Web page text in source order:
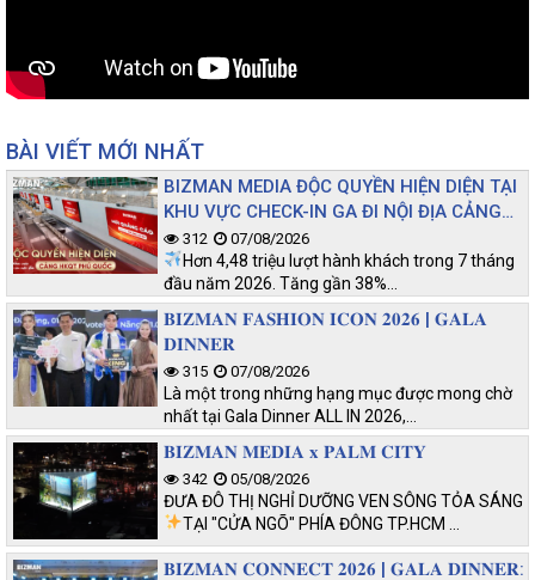
BÀI VIẾT MỚI NHẤT
BIZMAN MEDIA ĐỘC QUYỀN HIỆN DIỆN TẠI
KHU VỰC CHECK-IN GA ĐI NỘI ĐỊA CẢNG
HKQT PHÚ QUỐC
312 07/08/2026
Hơn 4,48 triệu lượt hành khách trong 7 tháng
đầu năm 2026. Tăng gần 38%…
𝐁𝐈𝐙𝐌𝐀𝐍 𝐅𝐀𝐒𝐇𝐈𝐎𝐍 𝐈𝐂𝐎𝐍 𝟐𝟎𝟐𝟔 | 𝐆𝐀𝐋𝐀
𝐃𝐈𝐍𝐍𝐄𝐑
315 07/08/2026
Là một trong những hạng mục được mong chờ
nhất tại Gala Dinner ALL IN 2026,…
𝐁𝐈𝐙𝐌𝐀𝐍 𝐌𝐄𝐃𝐈𝐀 𝐱 𝐏𝐀𝐋𝐌 𝐂𝐈𝐓𝐘
342 05/08/2026
ĐƯA ĐÔ THỊ NGHỈ DƯỠNG VEN SÔNG TỎA SÁNG
TẠI "CỬA NGÕ" PHÍA ĐÔNG TP.HCM …
𝐁𝐈𝐙𝐌𝐀𝐍 𝐂𝐎𝐍𝐍𝐄𝐂𝐓 𝟐𝟎𝟐𝟔 | 𝐆𝐀𝐋𝐀 𝐃𝐈𝐍𝐍𝐄𝐑: